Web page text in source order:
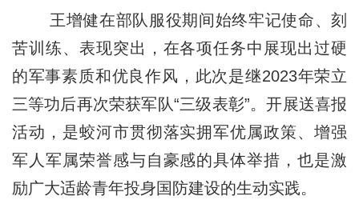
王增健在部队服役期间始终牢记使命、刻
苦训练、表现突出，在各项任务中展现出过硬
的军事素质和优良作风，此次是继2023年荣立
三等功后再次荣获军队“三级表彰”。开展送喜报
活动，是蛟河市贯彻落实拥军优属政策、增强
军人军属荣誉感与自豪感的具体举措，也是激
励广大适龄青年投身国防建设的生动实践。